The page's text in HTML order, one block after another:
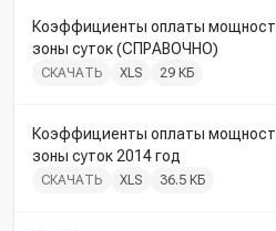
Коэффициенты оплаты
зоны суток (СПРАВОЧНО)
СКАЧАТЬ XLS 29 КБ
Коэффициенты оплаты
зоны суток 2014 год
СКАЧАТЬ XLS 36.5 КБ